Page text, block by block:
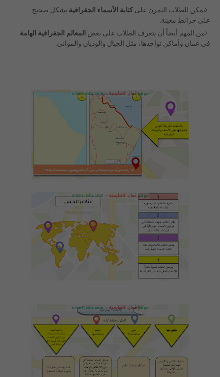
يمكن للطلاب التمرن على كتابة الأسماء الجغرافية بشكل صحيح
على خرائط معينة.
من المهم أيضاً أن يتعرف الطلاب على بعض
المعالم الجغرافية الهامة
في عمان وأماكن تواجدها، مثل الجبال والوديان والموانئ.